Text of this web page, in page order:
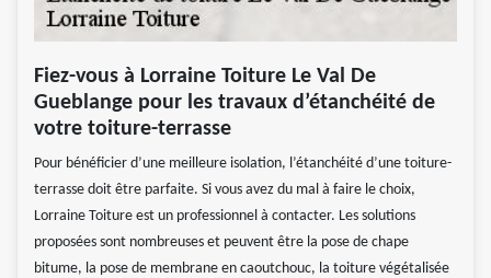
Fiez-vous à Lorraine Toiture Le Val De
Gueblange pour les travaux d’étanchéité de
votre toiture-terrasse
Pour bénéficier d’une meilleure isolation, l’étanchéité d’une toiture-
terrasse doit être parfaite. Si vous avez du mal à faire le choix,
Lorraine Toiture est un professionnel à contacter. Les solutions
proposées sont nombreuses et peuvent être la pose de chape
bitume, la pose de membrane en caoutchouc, la toiture végétalisée